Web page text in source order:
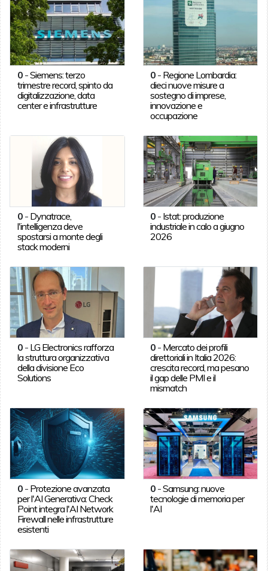
0-Siemens: terzo
trimestre record, spinto da
digitalizzazione, data
center e infrastrutture
0 - Regione Lombardia:
dieci nuove misure a
sostegno di imprese,
innovazione e
occupazione
0- Dynatrace,
l'intelligenza deve
spostarsi a monte degli
stack moderni
0 - Istat: produzione
industriale in calo a giugno
2026
0- LG Electronics rafforza
la struttura organizzativa
della divisione Eco
Solutions
0 - Mercato dei profili
direttoriali in Italia 2026:
crescita record, ma pesano
il gap delle PMI e il
mismatch
0- Protezione avanzata
per l'AI Generativa: Check
Point integra l'AI Network
Firewall nelle infrastrutture
esistenti
0 -Samsung: nuove
tecnologie di memoria per
l'AI